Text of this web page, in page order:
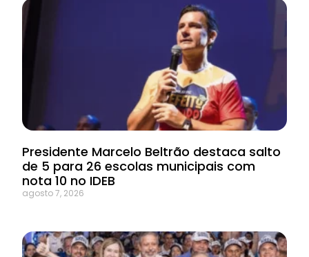
Presidente Marcelo Beltrão destaca salto
de 5 para 26 escolas municipais com
nota 10 no IDEB
agosto 7, 2026